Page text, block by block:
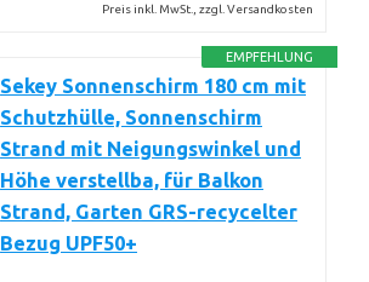
Preis inkl. MwSt., zzgl. Versandkosten
EMPFEHLUNG
Sekey Sonnenschirm 180 cm mit
Schutzhülle, Sonnenschirm
Strand mit Neigungswinkel und
Höhe verstellba, für Balkon
Strand, Garten GRS-recycelter
Bezug UPF50+